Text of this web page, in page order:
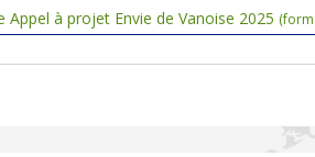
Appel à projet Envie de Vanoise 2025